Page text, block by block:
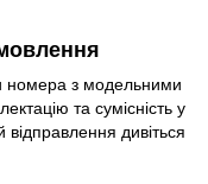
номера з модельними
та сумісність у
відправлення дивіться